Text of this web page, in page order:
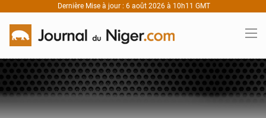
Dernière Mise à jour : 6 août 2026 à 10h11 GMT